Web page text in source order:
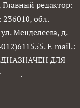
редактор:
обл.
Менделеева, д.
E-mail.:
ДЛЯ
.